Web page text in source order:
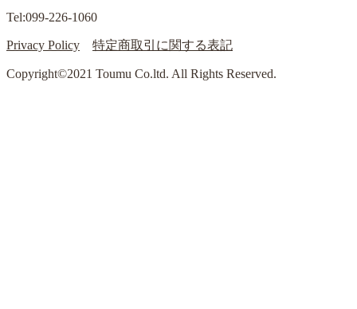
Tel:099-226-1060
Privacy Policy 特定商取引に関する表記
Copyright©2021 Toumu Co.ltd. All Rights Reserved.